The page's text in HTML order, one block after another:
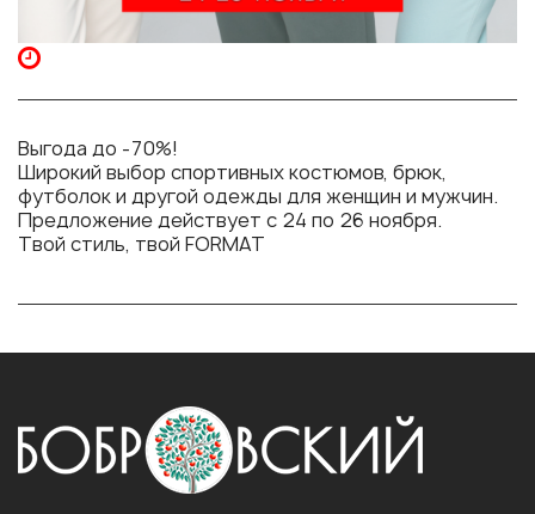
Выгода до -70%!
Широкий выбор спортивных костюмов, брюк,
футболок и другой одежды для женщин и мужчин.
Предложение действует с 24 по 26 ноября.
Твой стиль, твой FORMAT